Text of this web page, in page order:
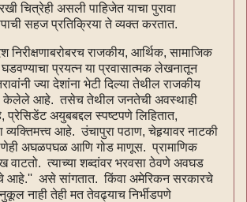
चित्रेही असली पाहिजेत याचा पुरावा
सहज प्रतिक्रिया ते व्यक्त करतात.
निरीक्षणाबरोबरच राजकीय, आर्थिक, सामाजिक
घडवण्याचा प्रयत्‍न या प्रवासात्मक लेखनातून
ज्या देशांना भेटी दिल्या तेथील राजकीय
केलेले आहे. तसेच तेथील जनतेची अवस्थाही
अयुबबद्दल स्पष्टपणे लिहितात,
आहे. उंचापुरा पठाण, चेहर्‍यावर नाटकी
अघळपघळ आणि गोड माणूस. प्रामाणिक
वाटतो. त्याच्या शब्दांवर भरवसा ठेवणे अवघड
आहे.'' असे सांगतात. किंवा अमेरिकन सरकारचे
नाही तेही मत तेवढ्याच निर्भीडपणे